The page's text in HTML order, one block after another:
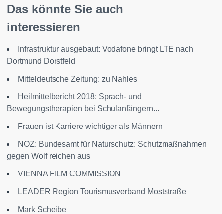
Das könnte Sie auch
interessieren
Infrastruktur ausgebaut: Vodafone bringt LTE nach
Dortmund Dorstfeld
Mitteldeutsche Zeitung: zu Nahles
Heilmittelbericht 2018: Sprach- und
Bewegungstherapien bei Schulanfängern...
Frauen ist Karriere wichtiger als Männern
NOZ: Bundesamt für Naturschutz: Schutzmaßnahmen
gegen Wolf reichen aus
VIENNA FILM COMMISSION
LEADER Region Tourismusverband Moststraße
Mark Scheibe